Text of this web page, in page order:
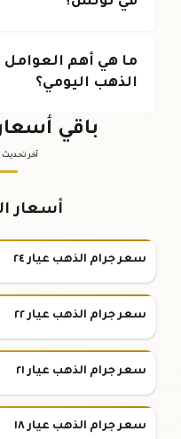
ما هي أهم
الذهب اليومي؟
باقي
آخر تحديث
أسعار
سعر جرام الذهب عيار ٢٤
سعر جرام الذهب عيار ٢٢
سعر جرام الذهب عيار ٢١
سعر جرام الذهب عيار ١٨